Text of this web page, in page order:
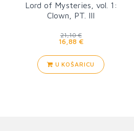
Lord of Mysteries, vol. 1:
Clown, PT. III
21,10 €
16,88 €
U KOŠARICU